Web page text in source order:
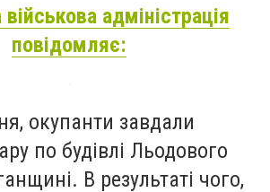
адміністрація
повідомляє:
окупанти завдали
по будівлі Льодового
В результаті чого,